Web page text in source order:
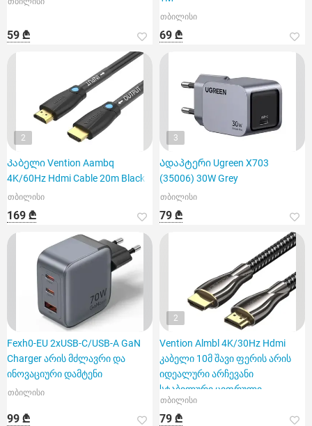
59 ₾
თბილისი
69 ₾
2
Კაბელი Vention Aambq
4K/60Hz Hdmi Cable 20m Black
თბილისი
169 ₾
3
Ადაპტერი Ugreen X703
(35006) 30W Grey
თბილისი
79 ₾
Fexh0-EU 2xUSB-C/USB-A GaN
Charger არის მძლავრი და
ინოვაციური დამტენი
თბილისი
99 ₾
2
Vention Almbl 4K/30Hz Hdmi
კაბელი 10მ შავი ფერის არის
იდეალური არჩევანი
სტაბილური ციფრული
სიგნალის გ
თბილისი
79 ₾